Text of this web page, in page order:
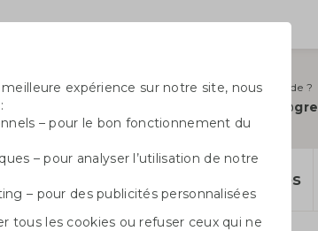
Besoin d’aide ?
Stylos
expérience sur notre site, nous
– pour le bon fonctionnement du
– pour analyser l’utilisation de notre
– pour des publicités personnalisées
tous les cookies ou refuser ceux qui ne